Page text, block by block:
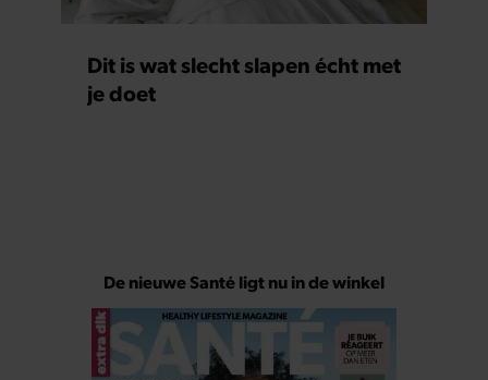
Dit is wat slecht slapen écht met
je doet
De nieuwe Santé ligt nu in de winkel